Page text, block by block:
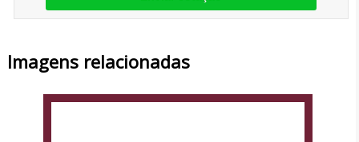
Imagens relacionadas